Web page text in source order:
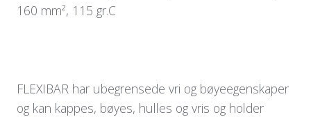
160 mm², 115 gr.C
FLEXIBAR har ubegrensede vri og bøyeegenskaper
og kan kappes, bøyes, hulles og vris og holder